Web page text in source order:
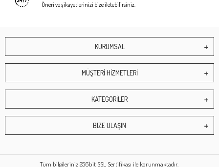
Öneri ve şikayetlerinizi bize iletebilirsiniz.
KURUMSAL
MÜŞTERİ HİZMETLERİ
KATEGORİLER
BİZE ULAŞIN
Tüm bilgileriniz 256bit SSL Sertifikası ile korunmaktadır.